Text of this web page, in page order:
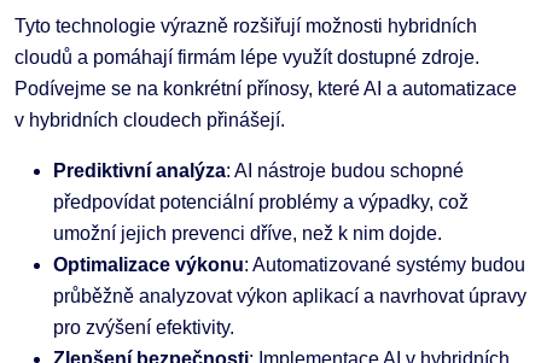
Tyto technologie výrazně rozšiřují možnosti hybridních
cloudů a pomáhají firmám lépe využít dostupné zdroje.
Podívejme se na konkrétní přínosy, které AI a automatizace
v hybridních cloudech přinášejí.
Prediktivní analýza: AI nástroje budou schopné
předpovídat potenciální problémy a výpadky, což
umožní jejich prevenci dříve, než k nim dojde.
Optimalizace výkonu: Automatizované systémy budou
průběžně analyzovat výkon aplikací a navrhovat úpravy
pro zvýšení efektivity.
Zlepšení bezpečnosti: Implementace AI v hybridních